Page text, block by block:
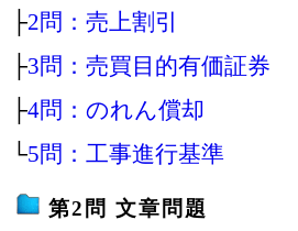
├2問：売上割引
├3問：売買目的有価証券
├4問：のれん償却
└5問：工事進行基準
第2問 文章問題